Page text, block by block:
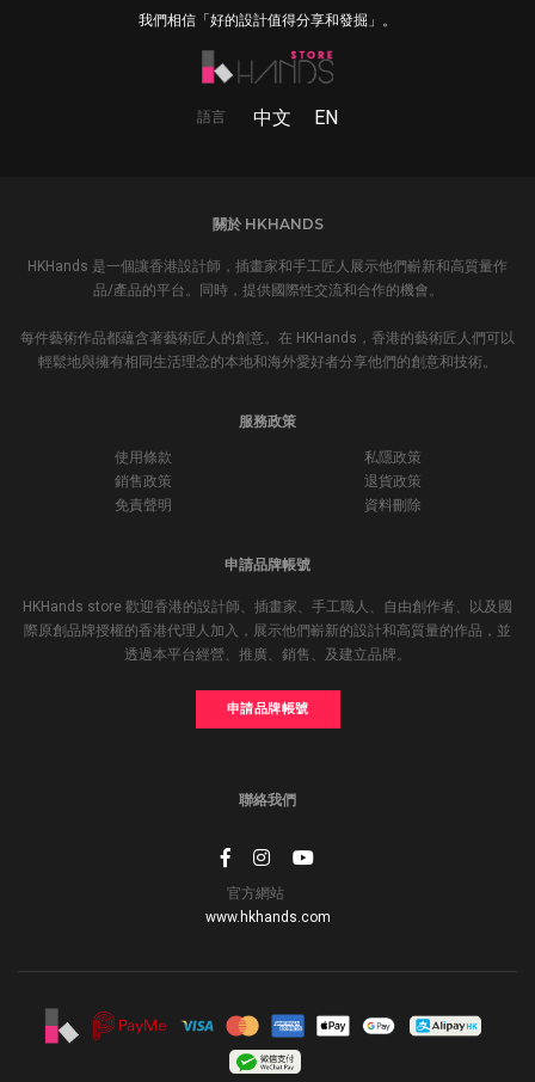
我們相信「好的設計值得分享和發掘」。
語言 中文 EN
關於 HKHANDS
HKHands 是一個讓香港設計師，插畫家和手工匠人展示他們嶄新和高質量作
品/產品的平台。同時，提供國際性交流和合作的機會。
每件藝術作品都蘊含著藝術匠人的創意。在 HKHands，香港的藝術匠人們可以
輕鬆地與擁有相同生活理念的本地和海外愛好者分享他們的創意和技術。
服務政策
使用條款
私隱政策
銷售政策
退貨政策
免責聲明
資料刪除
申請品牌帳號
HKHands store 歡迎香港的設計師、插畫家、手工職人、自由創作者、以及國
際原創品牌授權的香港代理人加入，展示他們嶄新的設計和高質量的作品，並
透過本平台經營、推廣、銷售、及建立品牌。
申請品牌帳號
聯絡我們
官方網站
www.hkhands.com